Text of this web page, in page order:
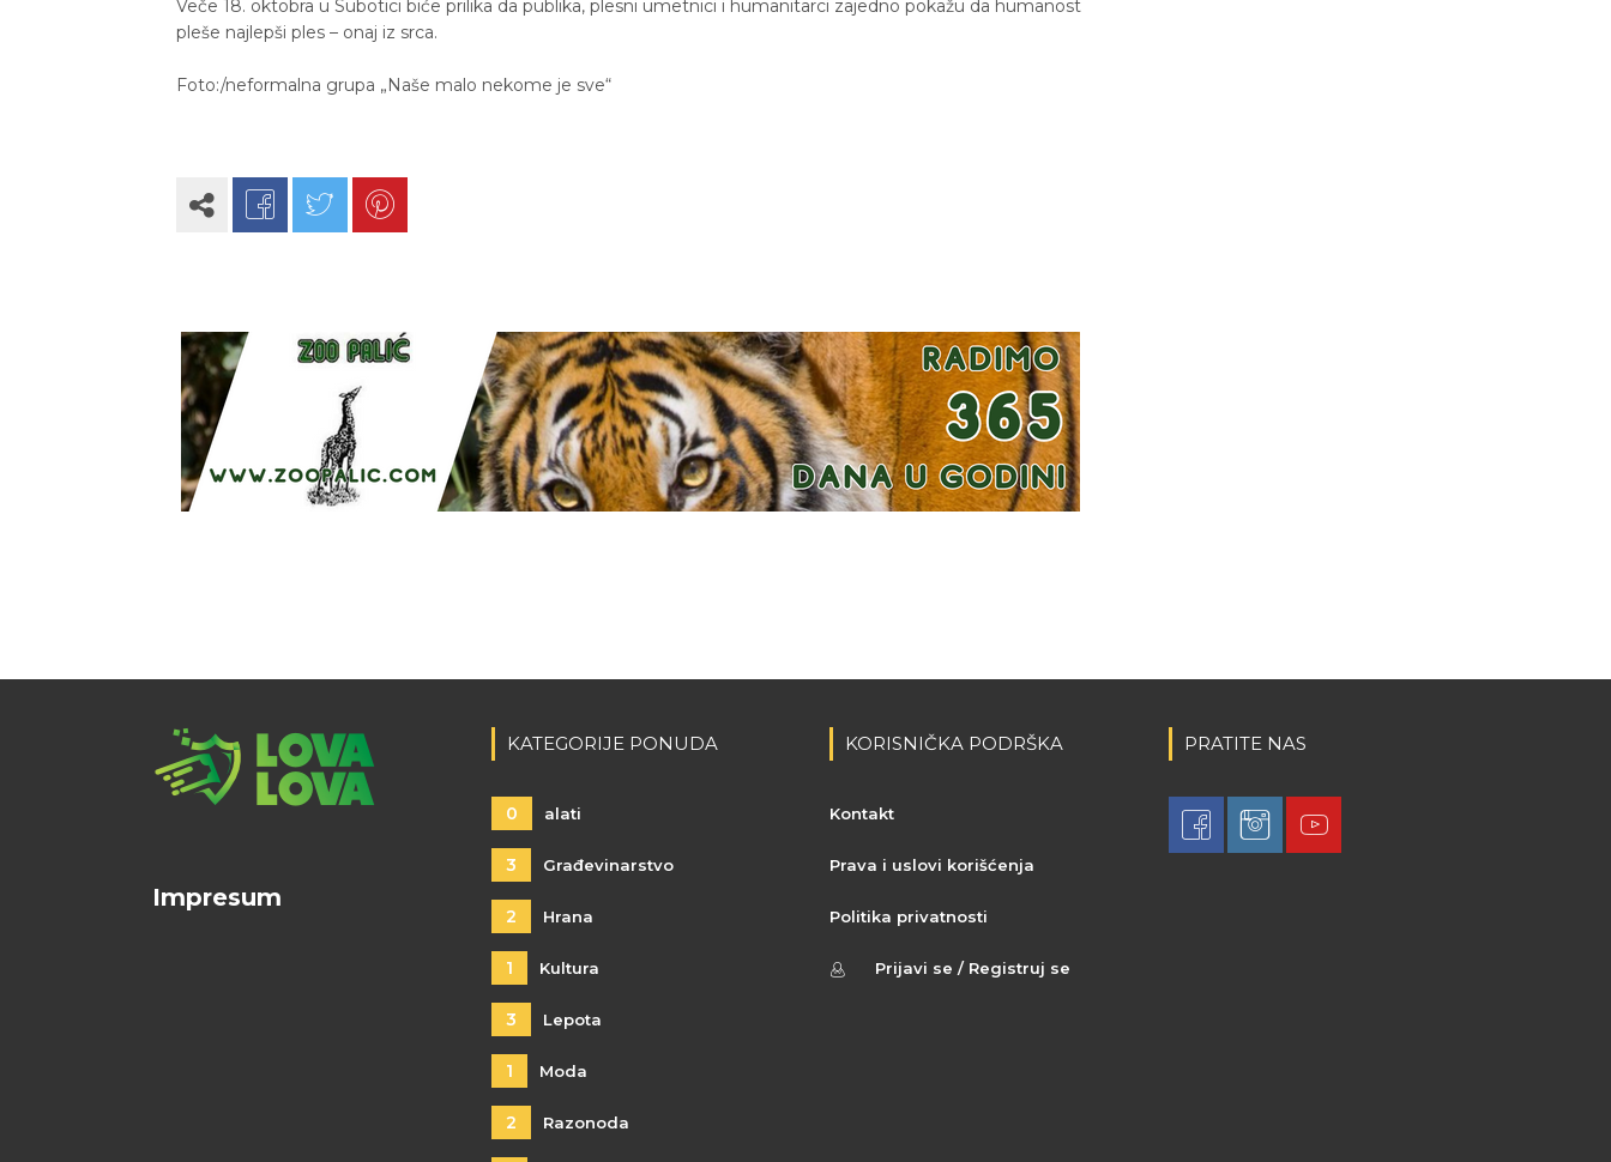
Veče 18. oktobra u Subotici biće prilika da publika, plesni umetnici i humanitarci zajedno pokažu da humanost
pleše najlepši ples – onaj iz srca.
Foto:/neformalna grupa „Naše malo nekome je sve“
Impresum
KATEGORIJE PONUDA
0 alati
3 Građevinarstvo
2 Hrana
1 Kultura
3 Lepota
1 Moda
2 Razonoda
KORISNIČKA PODRŠKA
Kontakt
Prava i uslovi korišćenja
Politika privatnosti
Prijavi se / Registruj se
PRATITE NAS